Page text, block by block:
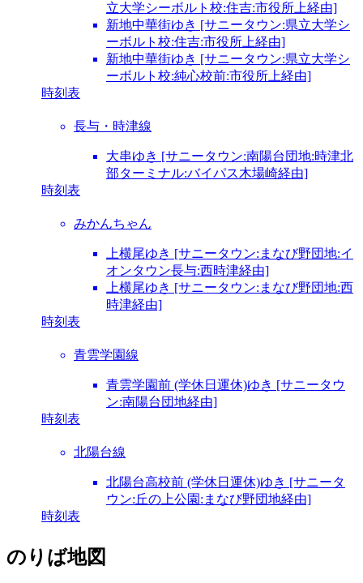
立大学シーボルト校:住吉:市役所上経由]
新地中華街ゆき [サニータウン:県立大学シ
ーボルト校:住吉:市役所上経由]
新地中華街ゆき [サニータウン:県立大学シ
ーボルト校:純心校前:市役所上経由]
時刻表
長与・時津線
大串ゆき [サニータウン:南陽台団地:時津北
部ターミナル:バイパス木場崎経由]
時刻表
みかんちゃん
上横尾ゆき [サニータウン:まなび野団地:イ
オンタウン長与:西時津経由]
上横尾ゆき [サニータウン:まなび野団地:西
時津経由]
時刻表
青雲学園線
青雲学園前 (学休日運休)ゆき [サニータウ
ン:南陽台団地経由]
時刻表
北陽台線
北陽台高校前 (学休日運休)ゆき [サニータ
ウン:丘の上公園:まなび野団地経由]
時刻表
のりば地図